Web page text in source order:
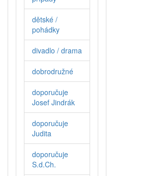
dětské /
pohádky
divadlo / drama
dobrodružné
doporučuje
Josef Jindrák
doporučuje
Judita
doporučuje
S.d.Ch.